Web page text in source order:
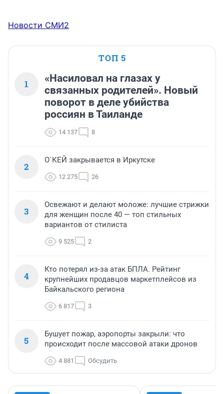
Новости СМИ2
ТОП 5
1
«Насиловал на глазах у
связанных родителей». Новый
поворот в деле убийства
россиян в Таиланде
14 137 8
2
О`КЕЙ закрывается в Иркутске
12 275 26
3
Освежают и делают моложе: лучшие стрижки
для женщин после 40 — топ стильных
вариантов от стилиста
9 525 2
4
Кто потерял из-за атак БПЛА. Рейтинг
крупнейших продавцов маркетплейсов из
Байкальского региона
6 817 3
5
Бушует пожар, аэропорты закрыли: что
происходит после массовой атаки дронов
4 881 Обсудить